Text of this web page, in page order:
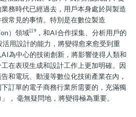
務時代已經過去，用戶本身處於與製造
常見的事情。特別是在數位製造
）領域註9 ，和AI合作採集、分析用戶的
活用設計的能力，將變得愈來愈受到重
為中心的技術創新，將影響使得人類和
在表現生成和設計工作上更加明確。因
和電玩、動漫等數位化技術產業在內，
訂單的電子商務行業所需要的，充滿獨
， 毫無疑問地，將變得極為重要。